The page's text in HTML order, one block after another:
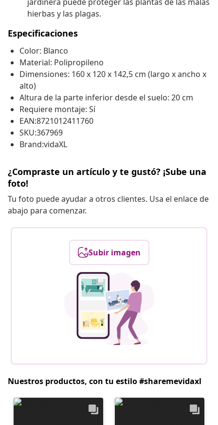
hierbas y las plagas.
Especificaciones
Color: Blanco
Material: Polipropileno
Dimensiones: 160 x 120 x 142,5 cm (largo x ancho x
alto)
Altura de la parte inferior desde el suelo: 20 cm
Requiere montaje: Sí
EAN:8721012411760
SKU:367969
Brand:vidaXL
¿Compraste un artículo y te gustó? ¡Sube una
foto!
Tu foto puede ayudar a otros clientes. Usa el enlace de
abajo para comenzar.
Subir imagen
Nuestros productos, con tu estilo #sharemevidaxl